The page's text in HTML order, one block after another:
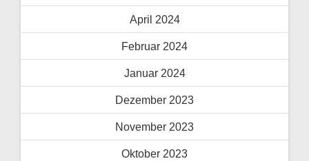
April 2024
Februar 2024
Januar 2024
Dezember 2023
November 2023
Oktober 2023